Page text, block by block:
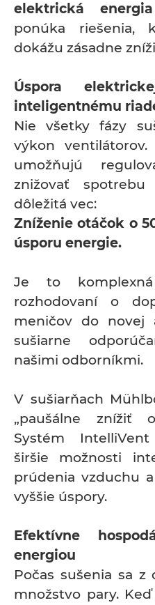
elektrická
ponúka riešenia,
dokážu zásadne
Úspora
inteligentnému
Nie všetky fázy
výkon
umožňujú
znižovať
dôležitá vec:
Zníženie otáčok o
úsporu energie.
Je to
rozhodovaní o
meničov do novej
sušiarne
našimi odborníkmi.
V sušiarňach
„paušálne znížiť
Systém
širšie možnosti
prúdenia vzduchu
vyššie úspory.
Efektívne
energiou
Počas sušenia sa
množstvo pary.